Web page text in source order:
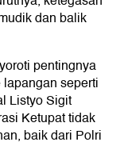
dan balik
pentingnya
seperti
Listyo Sigit
Ketupat tidak
baik dari Polri